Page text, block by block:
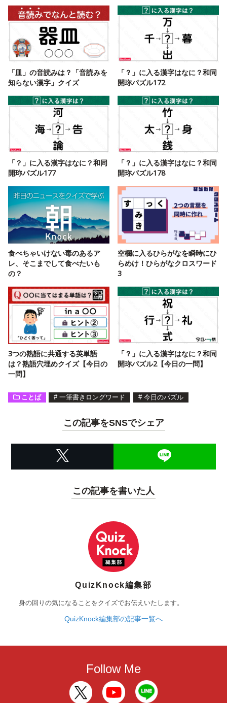
「皿」の音読みは？「音読みを
知らない漢字」クイズ
「？」に入る漢字はなに？和同
開珎パズル172
「？」に入る漢字はなに？和同
開珎パズル177
「？」に入る漢字はなに？和同
開珎パズル178
食べちゃいけない毒のあるア
レ、そこまでして食べたいも
の？
空欄に入るひらがなを瞬時にひ
らめけ！ひらがなクロスワード
3
3つの熟語に共通する英単語
は？熟語穴埋めクイズ【今日の
一問】
「？」に入る漢字はなに？和同
開珎パズル2【今日の一問】
ことば # 一筆書きロングワード # 今日のパズル
この記事をSNSでシェア
この記事を書いた人
QuizKnock編集部
身の回りの気になることをクイズでお伝えいたします。
QuizKnock編集部の記事一覧へ
Follow Me